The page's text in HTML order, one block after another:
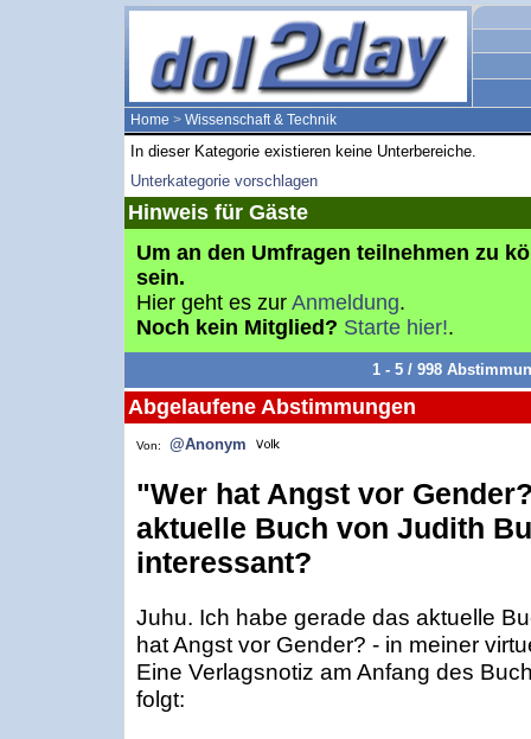
Home > Wissenschaft & Technik
In dieser Kategorie existieren keine Unterbereiche.
Unterkategorie vorschlagen
Hinweis für Gäste
Um an den Umfragen teilnehmen zu
sein.
Hier geht es zur Anmeldung.
Noch kein Mitglied? Starte hier!.
1 - 5 / 998
Abgelaufene Abstimmungen
Von: @Anonym
"Wer hat Angst vor
aktuelle Buch von Judith
interessant?
Juhu. Ich habe gerade das aktuelle
hat Angst vor Gender? - in meiner
Eine Verlagsnotiz am Anfang des
folgt: